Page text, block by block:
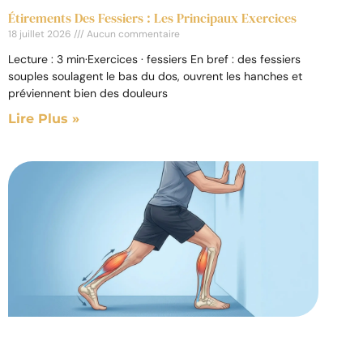
Étirements Des Fessiers : Les Principaux Exercices
18 juillet 2026 Aucun commentaire
Lecture : 3 min·Exercices · fessiers En bref : des fessiers
souples soulagent le bas du dos, ouvrent les hanches et
préviennent bien des douleurs
Lire Plus »